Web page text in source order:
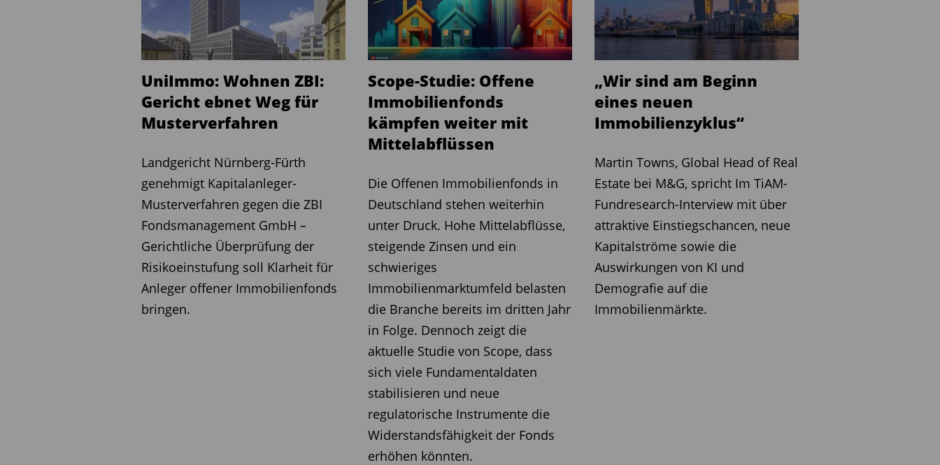
diesem Zeitpunkt darf died. i.i. InvestmentGmbHGeschäfte für
Rechnung ihrer Fonds nur mit Einwilligung der Verwahrstelle
durchführen. Sie muss zudem den Vertrieb ihrer bestehenden
Fonds einstellen und darf keine weiteren Fonds auflegen.
Die BaFin beantwortet Anleger-Fragen
Betroffene Anlegerinnen und Anleger können sich bei Fragen an
das Verbrauchertelefon der
500 wenden. (jk)
Diesen Beitrag teilen:
UniImmo: Wohnen ZBI:
Gericht ebnet Weg für
Musterverfahren
Landgericht Nürnberg-Fürth
genehmigt Kapitalanleger-
Musterverfahren gegen die ZBI
Fondsmanagement GmbH –
Gerichtliche Überprüfung der
Risikoeinstufung soll Klarheit für
Anleger offener Immobilienfonds
bringen.
Scope-Studie: Offene
Immobilienfonds
kämpfen weiter mit
Mittelabflüssen
Die Offenen Immobilienfonds in
Deutschland stehen weiterhin
unter Druck. Hohe Mittelabflüsse,
steigende Zinsen und ein
schwieriges
Immobilienmarktumfeld belasten
die Branche bereits im dritten Jahr
in Folge. Dennoch zeigt die
aktuelle Studie von Scope, dass
sich viele Fundamentaldaten
stabilisieren und neue
regulatorische Instrumente die
Widerstandsfähigkeit der Fonds
erhöhen könnten.
„Wir sind am Beginn
eines neuen
Immobilienzyklus“
Martin Towns, Global Head of Real
Estate bei M&G, spricht Im TiAM-
Fundresearch-Interview mit über
attraktive Einstiegschancen, neue
Kapitalströme sowie die
Auswirkungen von KI und
Demografie auf die
Immobilienmärkte.